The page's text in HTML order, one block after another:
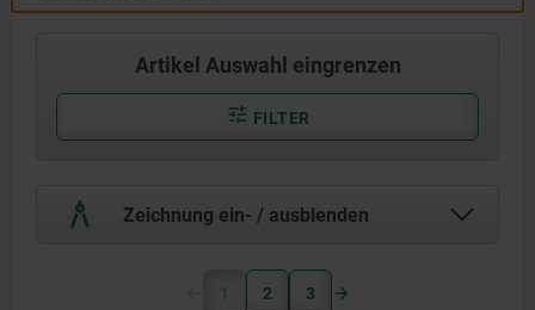
Artikel Auswahl eingrenzen
FILTER
Zeichnung ein- / ausblenden
1 2 3